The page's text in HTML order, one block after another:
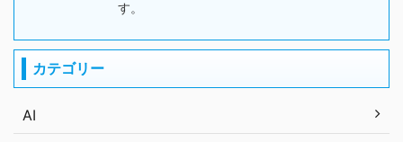
す。
カテゴリー
AI